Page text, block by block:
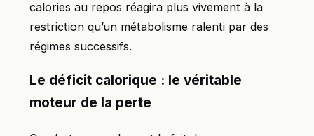
calories au repos réagira plus vivement à la
restriction qu’un métabolisme ralenti par des
régimes successifs.
Le déficit calorique : le véritable
moteur de la perte